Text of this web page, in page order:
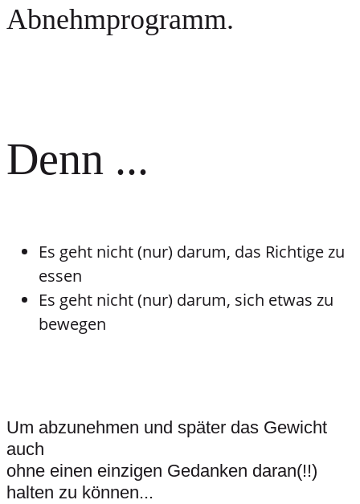
Abnehmprogramm.
Denn ...
Es geht nicht (nur) darum, das Richtige zu
essen
Es geht nicht (nur) darum, sich etwas zu
bewegen
Um abzunehmen und später das Gewicht
auch
ohne einen einzigen Gedanken daran(!!)
halten zu können...